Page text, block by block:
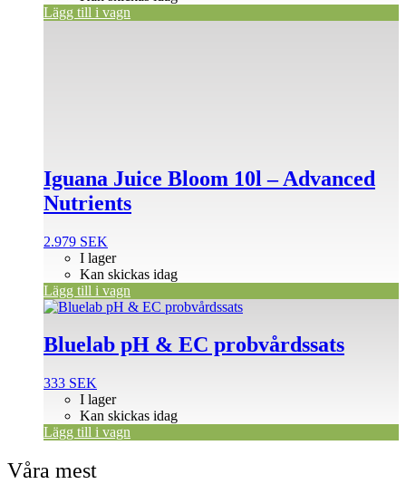
Lägg till i vagn
Iguana Juice Bloom 10l – Advanced
Nutrients
2.979 SEK
I lager
Kan skickas idag
Lägg till i vagn
Bluelab pH & EC probvårdssats
333 SEK
I lager
Kan skickas idag
Lägg till i vagn
Våra mest